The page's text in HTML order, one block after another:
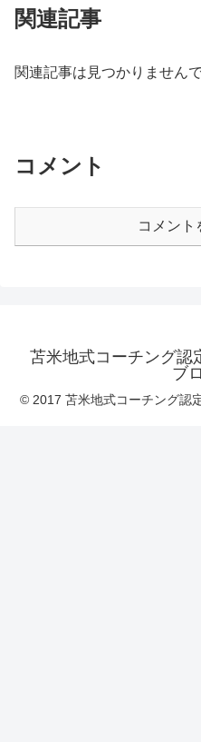
関連記事
関連記事は見つかりませんで
コメント
コメント
苫米地式コーチング
ブ
© 2017 苫米地式コーチング